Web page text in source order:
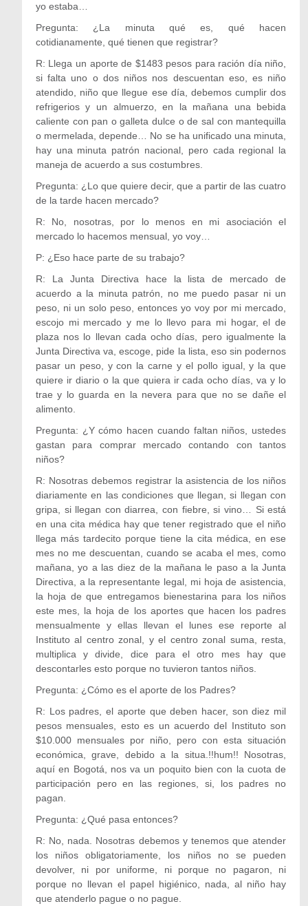
yo estaba…
Pregunta: ¿La minuta qué es, qué hacen
cotidianamente, qué tienen que registrar?
R: Llega un aporte de $1483 pesos para ración día niño,
si falta uno o dos niños nos descuentan eso, es niño
atendido, niño que llegue ese día, debemos cumplir dos
refrigerios y un almuerzo, en la mañana una bebida
caliente con pan o galleta dulce o de sal con mantequilla
o mermelada, depende… No se ha unificado una minuta,
hay una minuta patrón nacional, pero cada regional la
maneja de acuerdo a sus costumbres.
Pregunta: ¿Lo que quiere decir, que a partir de las cuatro
de la tarde hacen mercado?
R: No, nosotras, por lo menos en mi asociación el
mercado lo hacemos mensual, yo voy…
P: ¿Eso hace parte de su trabajo?
R: La Junta Directiva hace la lista de mercado de
acuerdo a la minuta patrón, no me puedo pasar ni un
peso, ni un solo peso, entonces yo voy por mi mercado,
escojo mi mercado y me lo llevo para mi hogar, el de
plaza nos lo llevan cada ocho días, pero igualmente la
Junta Directiva va, escoge, pide la lista, eso sin podernos
pasar un peso, y con la carne y el pollo igual, y la que
quiere ir diario o la que quiera ir cada ocho días, va y lo
trae y lo guarda en la nevera para que no se dañe el
alimento.
Pregunta: ¿Y cómo hacen cuando faltan niños, ustedes
gastan para comprar mercado contando con tantos
niños?
R: Nosotras debemos registrar la asistencia de los niños
diariamente en las condiciones que llegan, si llegan con
gripa, si llegan con diarrea, con fiebre, si vino… Si está
en una cita médica hay que tener registrado que el niño
llega más tardecito porque tiene la cita médica, en ese
mes no me descuentan, cuando se acaba el mes, como
mañana, yo a las diez de la mañana le paso a la Junta
Directiva, a la representante legal, mi hoja de asistencia,
la hoja de que entregamos bienestarina para los niños
este mes, la hoja de los aportes que hacen los padres
mensualmente y ellas llevan el lunes ese reporte al
Instituto al centro zonal, y el centro zonal suma, resta,
multiplica y divide, dice para el otro mes hay que
descontarles esto porque no tuvieron tantos niños.
Pregunta: ¿Cómo es el aporte de los Padres?
R: Los padres, el aporte que deben hacer, son diez mil
pesos mensuales, esto es un acuerdo del Instituto son
$10.000 mensuales por niño, pero con esta situación
económica, grave, debido a la situa.!!hum!! Nosotras,
aquí en Bogotá, nos va un poquito bien con la cuota de
participación pero en las regiones, si, los padres no
pagan.
Pregunta: ¿Qué pasa entonces?
R: No, nada. Nosotras debemos y tenemos que atender
los niños obligatoriamente, los niños no se pueden
devolver, ni por uniforme, ni porque no pagaron, ni
porque no llevan el papel higiénico, nada, al niño hay
que atenderlo pague o no pague.